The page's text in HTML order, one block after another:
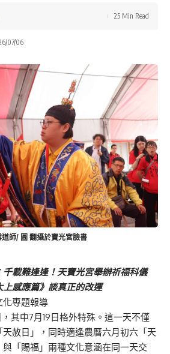
07/06
25 Min Read
師/ 圖 翻攝於寶光宮臉書
千載難逢逢！天寶光宮舉辦祈福科儀
感應篇》談真正的改運
專題報導
其中7月19日格外特殊。這一天不僅
赦日」，同時適逢農曆六月初六「天
「賜福」兩種文化意涵在同一天交